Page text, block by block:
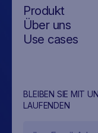
BLEIBEN SIE MIT
LAUFENDEN
Produkt
Über uns
Use cases